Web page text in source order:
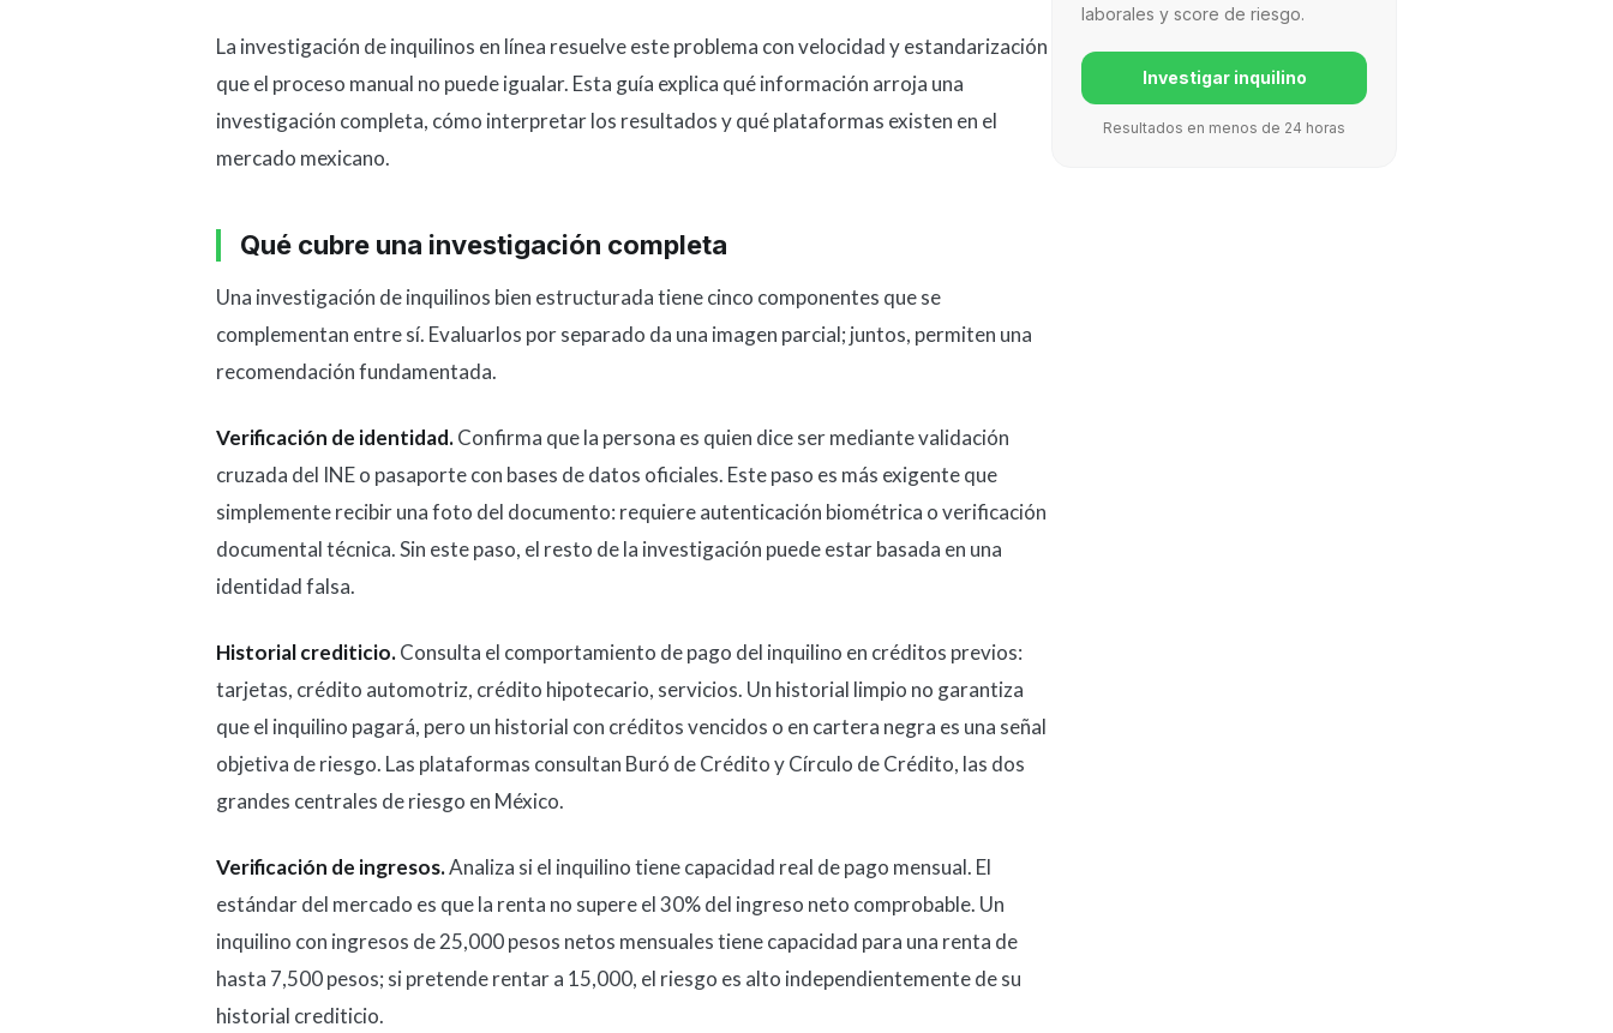
La investigación de inquilinos en línea resuelve este problema con velocidad y estandarización
que el proceso manual no puede igualar. Esta guía explica qué información arroja una
investigación completa, cómo interpretar los resultados y qué plataformas existen en el
mercado mexicano.
Qué cubre una investigación completa
Una investigación de inquilinos bien estructurada tiene cinco componentes que se
complementan entre sí. Evaluarlos por separado da una imagen parcial; juntos, permiten una
recomendación fundamentada.
Verificación de identidad.Confirma que la persona es quien dice ser mediante validación
cruzada del INE o pasaporte con bases de datos oficiales. Este paso es más exigente que
simplemente recibir una foto del documento: requiere autenticación biométrica o verificación
documental técnica. Sin este paso, el resto de la investigación puede estar basada en una
identidad falsa.
Historial crediticio.Consulta el comportamiento de pago del inquilino en créditos previos:
tarjetas, crédito automotriz, crédito hipotecario, servicios. Un historial limpio no garantiza
que el inquilino pagará, pero un historial con créditos vencidos o en cartera negra es una señal
objetiva de riesgo. Las plataformas consultan Buró de Crédito y Círculo de Crédito, las dos
grandes centrales de riesgo en México.
Verificación de ingresos.Analiza si el inquilino tiene capacidad real de pago mensual. El
estándar del mercado es que la renta no supere el 30% del ingreso neto comprobable. Un
inquilino con ingresos de 25,000 pesos netos mensuales tiene capacidad para una renta de
hasta 7,500 pesos; si pretende rentar a 15,000, el riesgo es alto independientemente de su
historial crediticio.
laborales y score de riesgo.
Investigar inquilino
Resultados en menos de 24 horas